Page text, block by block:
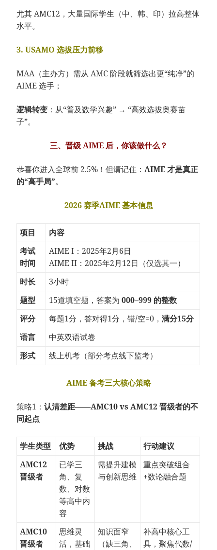
尤其 AMC12，大量国际学生（中、韩、印）拉高整体
水平。
3. USAMO 选拔压力前移
MAA（主办方）需从 AMC 阶段就筛选出更“纯净”的
AIME 选手；
逻辑转变 ：从“普及数学兴趣” → “高效选拔奥赛苗
子”。
三、晋级 AIME 后，你该做什么？
恭喜你进入全球前 2.5%！但请记住：AIME 才是真正
的“高手局”。
2026 赛季AIME 基本信息
项目
内容
考试
时间
AIME I：2025年2月6日
AIME II：2025年2月12日（仅选其一）
时长
3小时
题型
15道填空题，答案为000–999 的整数
评分
每题1分，答对得1分，错/空=0，满分15分
语言
中英双语试卷
形式
线上机考（部分考点线下监考）
AIME 备考三大核心策略
策略1：认清差距——AMC10 vs AMC12 晋级者的不
同起点
学生类型 优势 挑战
行动建议
AMC12
晋级者
已学三
角、复
数、对数
等高中内
容
需提升建模
与创新思维
重点突破组合
+数论融合题
AMC10
晋级者
思维灵
活，基础
知识面窄
（缺三角、
补高中核心工
具，聚焦代数/